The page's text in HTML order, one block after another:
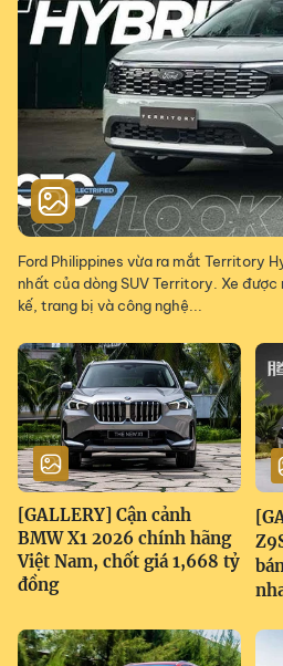
Ford Philippines vừa ra mắt Territory
nhất của dòng SUV Territory. Xe
kế, trang bị và công nghệ...
[GALLERY] Cận cảnh
BMW X1 2026 chính hãng
Việt Nam, chốt giá 1,668 tỷ
đồng